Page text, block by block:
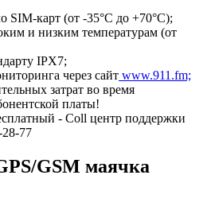
SIM-карт (от -35°С до +70°С);
и низким температурам (от
IPX7;
через сайт www.911.fm;
затрат во время
платы!
- Coll центр поддержки
77
GSM маячка